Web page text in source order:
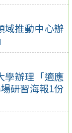
域推動中心辦
學辦理「適應
研習海報1份